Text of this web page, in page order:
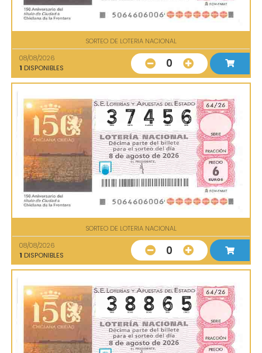
SORTEO DE LOTERIA NACIONAL
08/08/2026
1 DISPONIBLES 0
SORTEO DE LOTERIA NACIONAL
08/08/2026
1 DISPONIBLES 0